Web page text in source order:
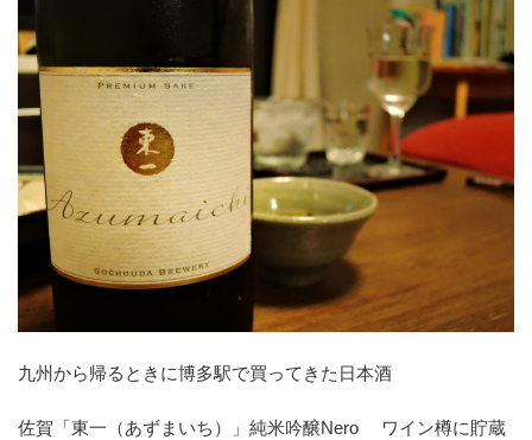
九州から帰るときに博多駅で買ってきた日本酒
佐賀「東一（あずまいち）」純米吟醸Nero ワイン樽に貯蔵